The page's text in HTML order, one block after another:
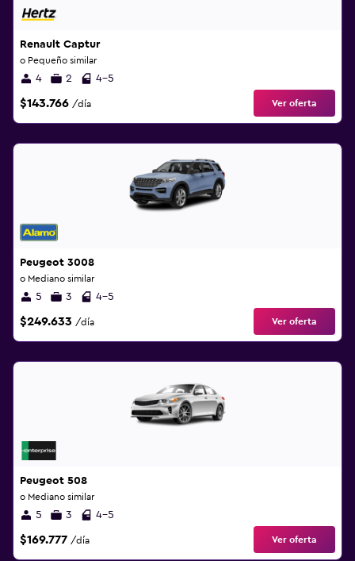
Renault Captur
o Pequeño similar
4 2 4-5
$143.766 /día Ver oferta
Peugeot 3008
o Mediano similar
5 3 4-5
$249.633 /día Ver oferta
Peugeot 508
o Mediano similar
5 3 4-5
$169.777 /día Ver oferta